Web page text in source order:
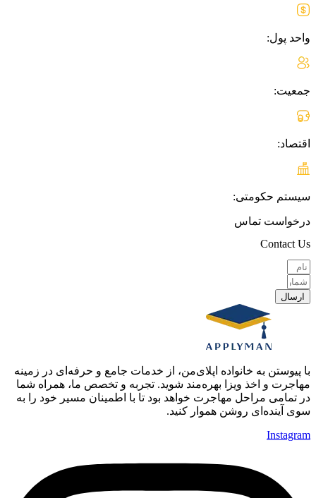
واحد پول:
جمعیت:
اقتصاد:
سیستم حکومتی:
درخواست تماس
Contact Us
ارسال
با پیوستن به خانواده اپلای‌من، از خدمات جامع و حرفه‌ای در زمینه
مهاجرت و اخذ ویزا بهره‌مند شوید. تجربه و تخصص ما، همراه شما
در تمامی مراحل مهاجرت خواهد بود تا با اطمینان مسیر خود را به
سوی آینده‌ای روشن هموار کنید.
Instagram